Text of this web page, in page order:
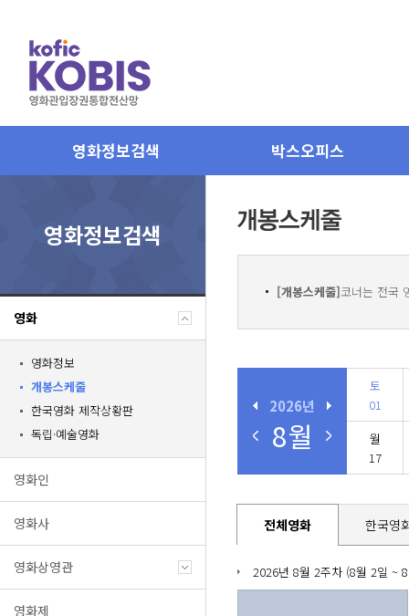
영화정보검색 박스오피스
영화정보검색
영화
영화정보
개봉스케줄
한국영화 제작상황판
독립·예술영화
영화인
영화사
영화상영관
영화제
[개봉스케줄]코너는 전국
2026년
8월
토
01
월
17
전체영화 한국영
2026년 8월 2주차 (8월 2일 ~